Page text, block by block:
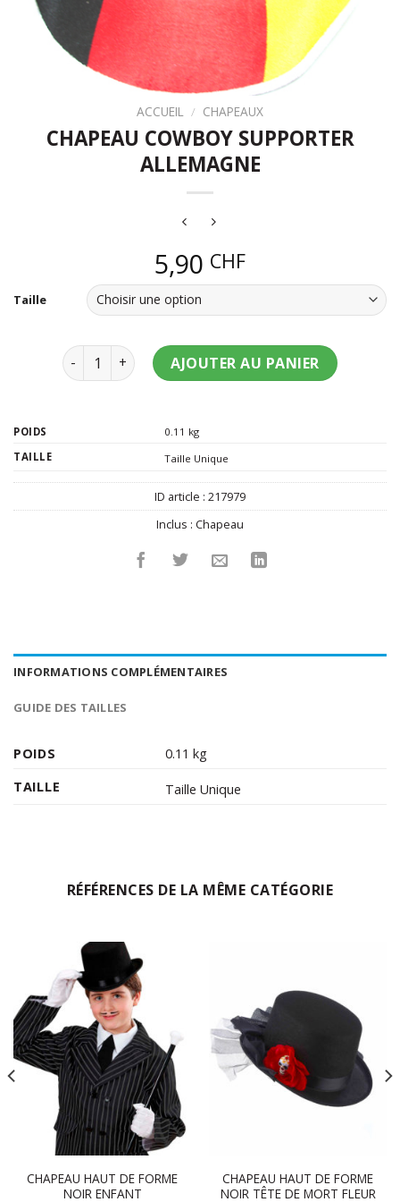
ACCUEIL / CHAPEAUX
CHAPEAU COWBOY SUPPORTER
ALLEMAGNE
5,90 CHF
Taille
quantité de Chapeau cowboy supporter Allemagne
AJOUTER AU PANIER
POIDS
0.11 kg
TAILLE
Taille Unique
ID article : 217979
Inclus : Chapeau
INFORMATIONS COMPLÉMENTAIRES
GUIDE DES TAILLES
POIDS
0.11 kg
TAILLE
Taille Unique
RÉFÉRENCES DE LA MÊME CATÉGORIE
CHAPEAU HAUT DE FORME
NOIR ENFANT
CHAPEAU HAUT DE FORME
NOIR TÊTE DE MORT FLEUR